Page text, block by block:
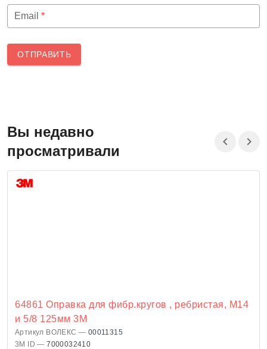
Email *
ОТПРАВИТЬ
Вы недавно
просматривали
64861 Оправка для фибр.кругов , ребристая, M14
и 5/8 125мм 3М
Артикул ВОЛЕКС — 00011315
3M ID —7000032410